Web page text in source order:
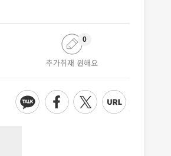
추가취재 원해요
0